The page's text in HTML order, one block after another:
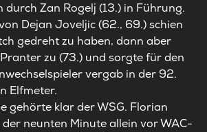
durch Zan Rogelj (13.) in Führung.
Dejan Joveljic (62., 69.) schien
gedreht zu haben, dann aber
zu (73.) und sorgte für den
vergab in der 92.
Elfmeter.
gehörte klar der WSG. Florian
neunten Minute allein vor WAC-